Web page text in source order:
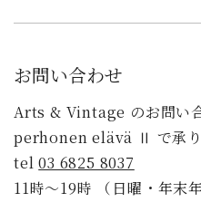
お問い合わせ
Arts & Vintage のお問い
perhonen elävä Ⅱ で承り
tel03 6825 8037
11時〜19時 （日曜・年末年